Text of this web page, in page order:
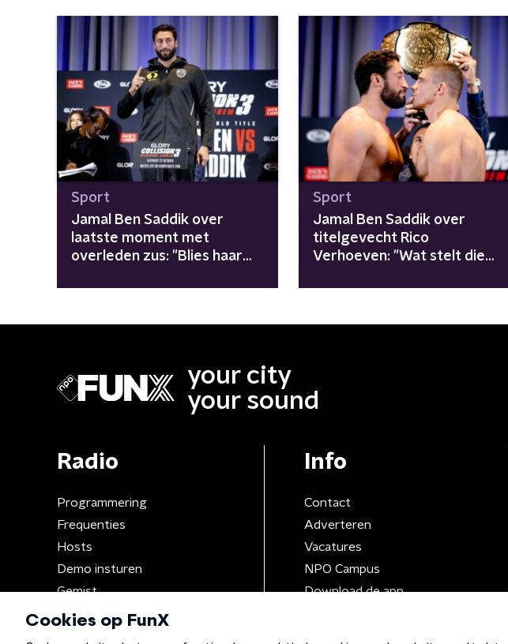
Sport
Jamal Ben Saddik over
laatste moment met
overleden zus: "Blies haar
Sport
Jamal Ben Saddik over
titelgevecht Rico
Verhoeven: "Wat stelt die
your city
your sound
Radio
Programmering
Frequenties
Hosts
Demo insturen
Gemist
Info
Contact
Adverteren
Vacatures
NPO Campus
Download de app